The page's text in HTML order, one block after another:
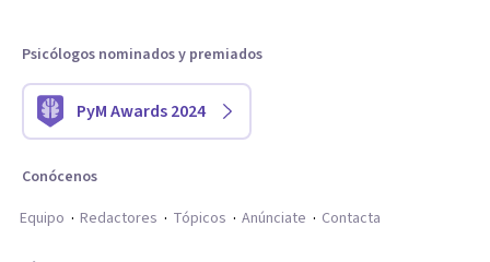
Psicólogos nominados y premiados
PyM Awards 2024
Conócenos
Equipo
Redactores Tópicos Anúnciate Contacta